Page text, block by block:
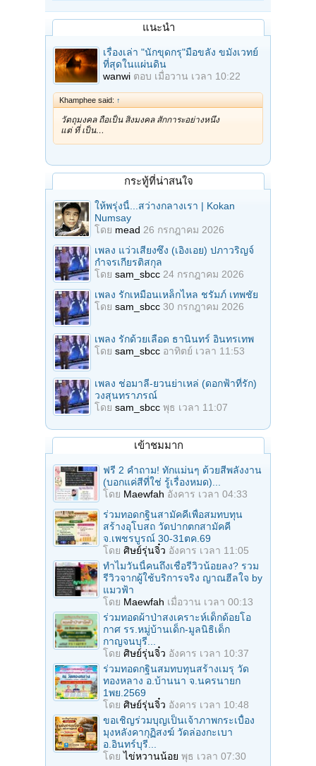
แนะนำ
เรื่องเล่า "นักขุดกรุ"มือขลัง ขมังเวทย์
ที่สุดในแผ่นดิน
wanwi ตอบ เมื่อวาน เวลา 10:22
Khamphee said: ↑
วัตถุมงคล ถือเป็น สิ่งมงคล สักการะอย่างหนึ่ง
แต่ ที่ เป็น…
กระทู้ที่น่าสนใจ
ให้พรุ่งนี้...สว่างกลางเรา | Kokan
Numsay
โดย mead 26 กรกฎาคม 2026
เพลง แว่วเสียงซึง (เอิงเอย) ปภาวริญจ์
กำจรเกียรติสกุล
โดย sam_sbcc 24 กรกฎาคม 2026
เพลง รักเหมือนเหล็กไหล ชรัมภ์ เทพชัย
โดย sam_sbcc 30 กรกฎาคม 2026
เพลง รักด้วยเลือด ธานินทร์ อินทรเทพ
โดย sam_sbcc อาทิตย์ เวลา 11:53
เพลง ช่อมาลี-ยวนย่าเหล่ (ดอกฟ้าที่รัก)
วงสุนทราภรณ์
โดย sam_sbcc พุธ เวลา 11:07
เข้าชมมาก
ฟรี 2 คำถาม! ทักแม่นๆ ด้วยสีพลังงาน
(บอกแค่สีที่ใช่ รู้เรื่องหมด)...
โดย Maewfah อังคาร เวลา 04:33
ร่วมทอดกฐินสามัคคีเพื่อสมทบทุน
สร้างอุโบสถ วัดปากตกสามัคคี
จ.เพชรบูรณ์ 30-31ตค.69
โดย ศิษย์รุ่นจิ๋ว อังคาร เวลา 11:05
ทำไมวันนี้คนถึงเชื่อรีวิวน้อยลง? รวม
รีวิวจากผู้ใช้บริการจริง ญาณฮีลใจ by
แมวฟ้า
โดย Maewfah เมื่อวาน เวลา 00:13
ร่วมทอดผ้าป่าสงเคราะห์เด็กด้อยโอ
กาศ รร.หมู่บ้านเด็ก-มูลนิธิเด็ก
กาญจนบุรี...
โดย ศิษย์รุ่นจิ๋ว อังคาร เวลา 10:37
ร่วมทอดกฐินสมทบทุนสร้างเมรุ วัด
ทองหลาง อ.บ้านนา จ.นครนายก
1พย.2569
โดย ศิษย์รุ่นจิ๋ว อังคาร เวลา 10:48
ขอเชิญร่วมบุญเป็นเจ้าภาพกระเบื้อง
มุงหลังคากุฏิสงฆ์ วัดล่องกะเบา
อ.อินทร์บุรี...
โดยไข่หวานน้อย พุธ เวลา 07:30